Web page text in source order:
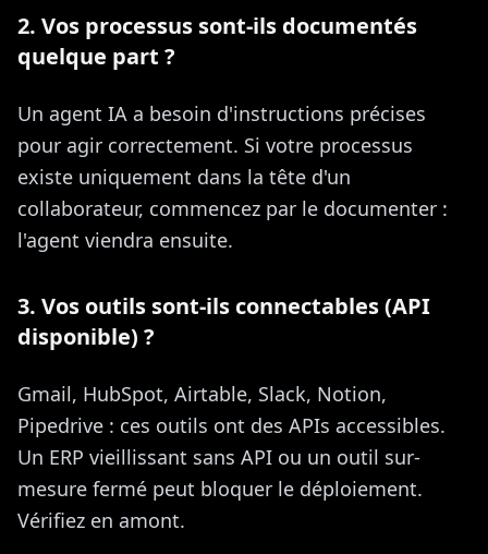
2. Vos processus sont-ils documentés
quelque part ?
Un agent IA a besoin d'instructions précises
pour agir correctement. Si votre processus
existe uniquement dans la tête d'un
collaborateur, commencez par le documenter :
l'agent viendra ensuite.
3. Vos outils sont-ils connectables (API
disponible) ?
Gmail, HubSpot, Airtable, Slack, Notion,
Pipedrive : ces outils ont des APIs accessibles.
Un ERP vieillissant sans API ou un outil sur-
mesure fermé peut bloquer le déploiement.
Vérifiez en amont.